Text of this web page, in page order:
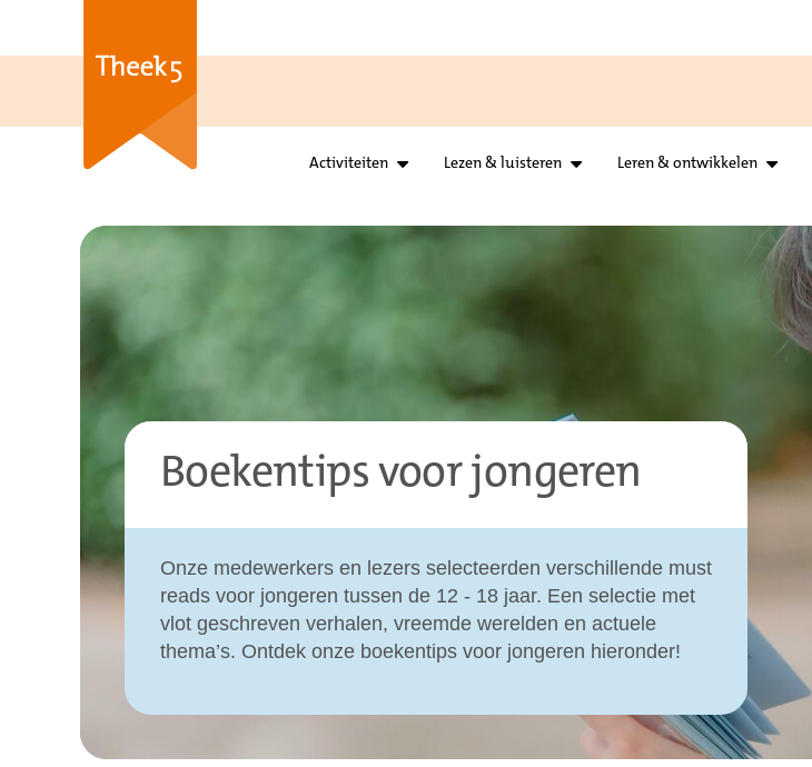
Activiteiten Lezen & luisteren Leren & ontwikkelen
Boekentips voor jongeren
Onze medewerkers en lezers selecteerden verschillende must
reads voor jongeren tussen de 12 - 18 jaar. Een selectie met
vlot geschreven verhalen, vreemde werelden en actuele
thema’s. Ontdek onze boekentips voor jongeren hieronder!